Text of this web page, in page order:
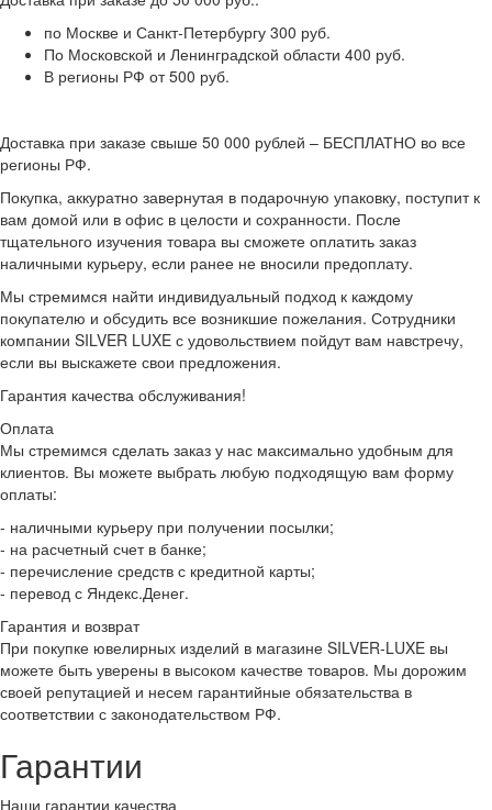
по Москве и Санкт-Петербургу 300 руб.
По Московской и Ленинградской области 400 руб.
В регионы РФ от 500 руб.
Доставка при заказе свыше 50 000 рублей – БЕСПЛАТНО во все
регионы РФ.
Покупка, аккуратно завернутая в подарочную упаковку, поступит к
вам домой или в офис в целости и сохранности. После
тщательного изучения товара вы сможете оплатить заказ
наличными курьеру, если ранее не вносили предоплату.
Мы стремимся найти индивидуальный подход к каждому
покупателю и обсудить все возникшие пожелания. Сотрудники
компании SILVER LUXE с удовольствием пойдут вам навстречу,
если вы выскажете свои предложения.
Гарантия качества обслуживания!
Оплата
Мы стремимся сделать заказ у нас максимально удобным для
клиентов. Вы можете выбрать любую подходящую вам форму
оплаты:
- наличными курьеру при получении посылки;
- на расчетный счет в банке;
- перечисление средств с кредитной карты;
- перевод с Яндекс.Денег.
Гарантия и возврат
При покупке ювелирных изделий в магазине SILVER-LUXE вы
можете быть уверены в высоком качестве товаров. Мы дорожим
своей репутацией и несем гарантийные обязательства в
соответствии с законодательством РФ.
Гарантии
Наши гарантии качества